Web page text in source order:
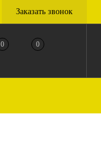
Заказать звонок
0 0